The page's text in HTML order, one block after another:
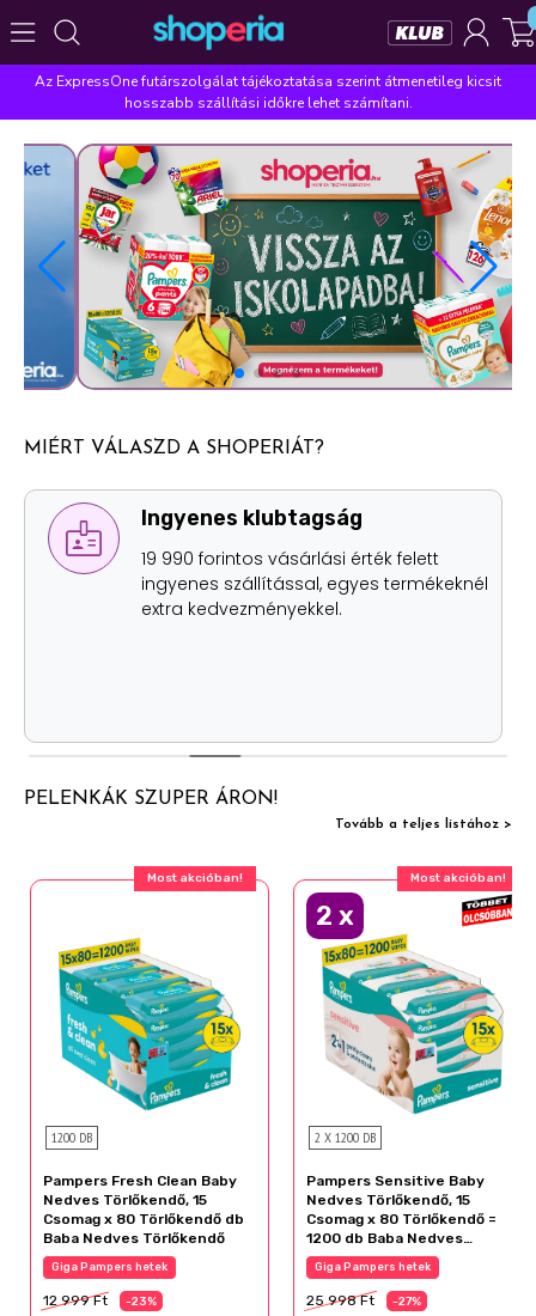
Népszerű kategóriák
Szépségápolás Élelmiszer Mosás Mosogatás
Takarítás Baba-mama Háztartás
Népszerű márkák
Pampers Lenor Finish Violeta Coccolino
Népszerű keresések
leukoplast ariel lenor finish pampers
Az ExpressOne futárszolgálat tájékoztatása szerint átmenetileg kicsit
hosszabb szállítási időkre lehet számítani.
MIÉRT VÁLASZD A SHOPERIÁT?
Ingyenes személyes átvételi
lehetőség
Értékhatártól függetlenül, szállítási
költség nélkül két helyen is átveheted
PELENKÁK SZUPER ÁRON!
Tovább a teljes listához >
Most akcióban!
1200 DB
Pampers Fresh Clean Baby
Nedves Törlőkendő, 15
Csomag x 80 Törlőkendő db
Baba Nedves Törlőkendő
Giga Pampers hetek
12 999 Ft -23%
Most akcióban!
2 x
2 X 1200 DB
Pampers Sensitive Baby
Nedves Törlőkendő, 15
Csomag x 80 Törlőkendő =
1200 db Baba Nedves
Törlőkendő
Giga Pampers hetek
25 998 Ft -27%